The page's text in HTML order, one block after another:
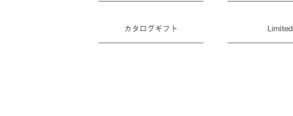
カタログギフト Limited